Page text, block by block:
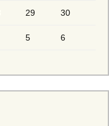
29 30
5 6